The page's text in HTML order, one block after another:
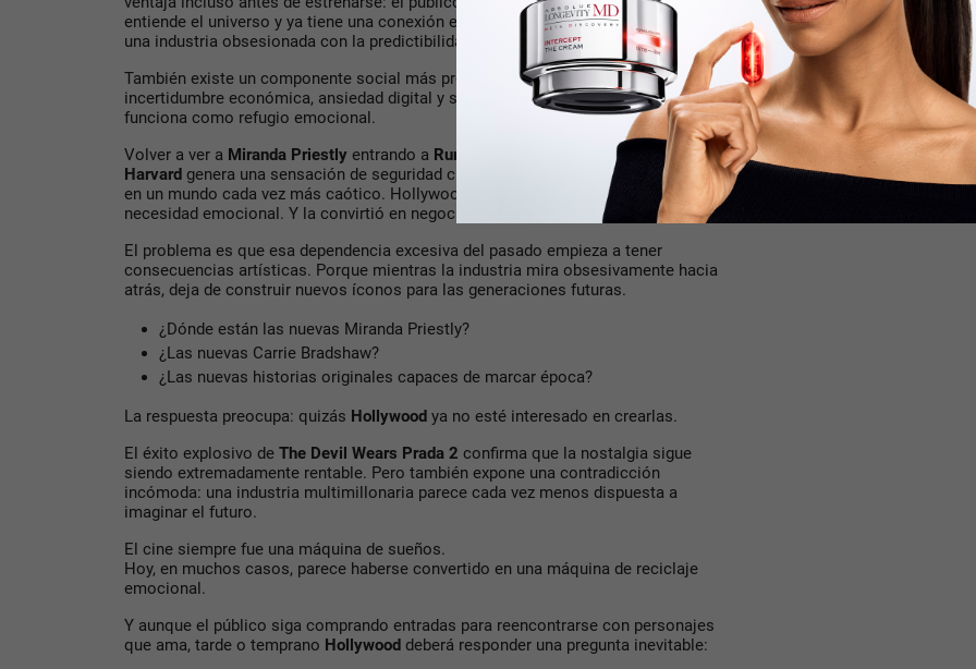
entiende el universo y ya tiene una conexión emocional previa. El cine se volvió
una industria obsesionada con la predictibilidad.
También existe un componente social más profundo. En tiempos de
incertidumbre económica, ansiedad digital y sobreinformación, la nostalgia
funciona como refugio emocional.
Volver a ver a Miranda Priestly entrando a Runway
recorriendo
Harvard genera una sensación de seguridad cultural. Son personajes conocidos
en un mundo cada vez más caótico. Hollywood entendió perfectamente esa
necesidad emocional. Y la convirtió en negocio.
El problema es que esa dependencia excesiva del pasado empieza a tener
consecuencias artísticas. Porque mientras la industria mira obsesivamente hacia
atrás, deja de construir nuevos íconos para las generaciones futuras.
¿Dónde están las nuevas Miranda Priestly?
¿Las nuevas Carrie Bradshaw?
¿Las nuevas historias originales capaces de marcar época?
La respuesta preocupa: quizás Hollywood ya no esté interesado en crearlas.
El éxito explosivo de The Devil Wears Prada 2 confirma que la nostalgia sigue
siendo extremadamente rentable. Pero también expone una contradicción
incómoda: una industria multimillonaria parece cada vez menos dispuesta a
imaginar el futuro.
El cine siempre fue una máquina de sueños.
Hoy, en muchos casos, parece haberse convertido en una máquina de reciclaje
emocional.
Y aunque el público siga comprando entradas para reencontrarse con personajes
que ama, tarde o temprano Hollywood deberá responder una pregunta inevitable: